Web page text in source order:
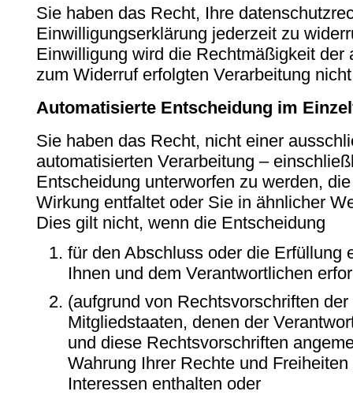
Sie haben das Recht, Ihre
Einwilligungserklärung jederzeit zu
Einwilligung wird die Rechtmäßigkeit der
zum Widerruf erfolgten Verarbeitung
Automatisierte Entscheidung im
Sie haben das Recht, nicht einer
automatisierten Verarbeitung –
Entscheidung unterworfen zu werden,
Wirkung entfaltet oder Sie in ähnlicher
Dies gilt nicht, wenn die Entscheidung
für den Abschluss oder die Erfüllung
Ihnen und dem Verantwortlichen
(aufgrund von Rechtsvorschriften
Mitgliedstaaten, denen der
und diese Rechtsvorschriften
Wahrung Ihrer Rechte und
Interessen enthalten oder